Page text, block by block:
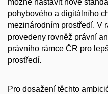
možné nastavit nové
pohybového a digitálního
mezinárodním prostředí. V
provedeny rovněž právní
právního rámce ČR pro
prostředí.
Pro dosažení těchto